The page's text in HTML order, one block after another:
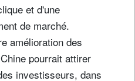
et d'une
de marché.
amélioration des
pourrait attirer
investisseurs, dans